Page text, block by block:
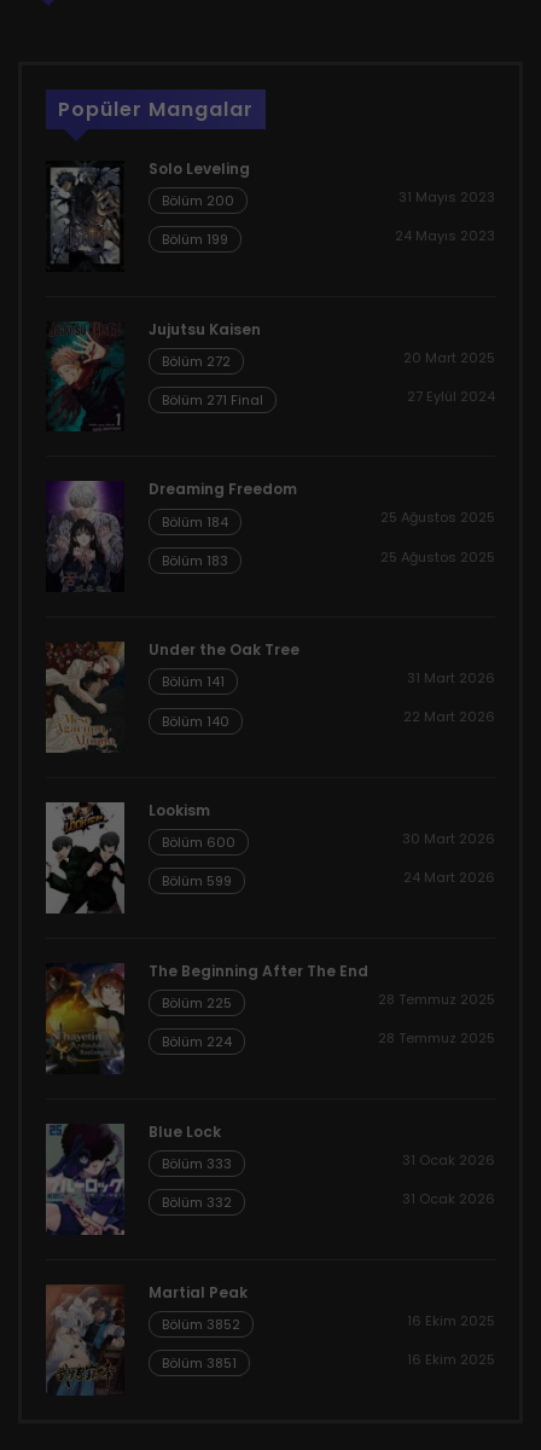
Popüler Mangalar
Solo Leveling
Bölüm 200 31 Mayıs 2023
Bölüm 199 24 Mayıs 2023
Jujutsu Kaisen
Bölüm 272 20 Mart 2025
Bölüm 271 Final 27 Eylül 2024
Dreaming Freedom
Bölüm 184 25 Ağustos 2025
Bölüm 183 25 Ağustos 2025
Under the Oak Tree
Bölüm 141 31 Mart 2026
Bölüm 140 22 Mart 2026
Lookism
Bölüm 600 30 Mart 2026
Bölüm 599 24 Mart 2026
The Beginning After The End
Bölüm 225 28 Temmuz 2025
Bölüm 224 28 Temmuz 2025
Blue Lock
Bölüm 333 31 Ocak 2026
Bölüm 332 31 Ocak 2026
Martial Peak
Bölüm 3852 16 Ekim 2025
Bölüm 3851 16 Ekim 2025